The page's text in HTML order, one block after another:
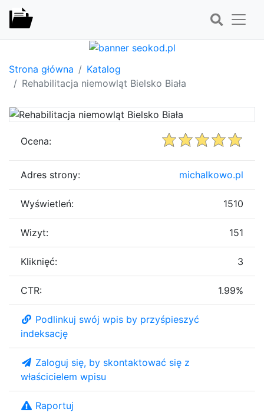
Strona główna
Katalog
Rehabilitacja niemowląt Bielsko Biała
Ocena:
Adres strony: michalkowo.pl
Wyświetleń: 1510
Wizyt: 151
Kliknięć: 3
CTR: 1.99%
Podlinkuj swój wpis by przyśpieszyć
indeksację
Zaloguj się, by skontaktować się z
właścicielem wpisu
Raportuj